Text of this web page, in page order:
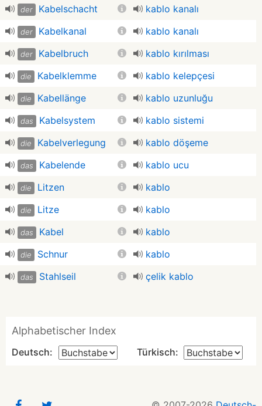
der Kabelschacht kablo kanalı
der Kabelkanal kablo kanalı
der Kabelbruch kablo kırılması
die Kabelklemme kablo kelepçesi
die Kabellänge kablo uzunluğu
das Kabelsystem kablo sistemi
die Kabelverlegung kablo döşeme
das Kabelende kablo ucu
die Litzen kablo
die Litze kablo
das Kabel kablo
die Schnur kablo
das Stahlseil çelik kablo
Alphabetischer Index
Deutsch: Türkisch: